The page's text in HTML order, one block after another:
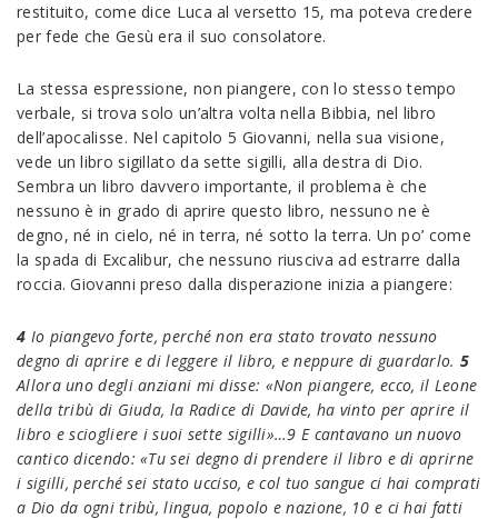
restituito, come dice Luca al versetto 15, ma poteva credere
per fede che Gesù era il suo consolatore.
La stessa espressione, non piangere, con lo stesso tempo
verbale, si trova solo un’altra volta nella Bibbia, nel libro
dell’apocalisse. Nel capitolo 5 Giovanni, nella sua visione,
vede un libro sigillato da sette sigilli, alla destra di Dio.
Sembra un libro davvero importante, il problema è che
nessuno è in grado di aprire questo libro, nessuno ne è
degno, né in cielo, né in terra, né sotto la terra. Un po’ come
la spada di Excalibur, che nessuno riusciva ad estrarre dalla
roccia. Giovanni preso dalla disperazione inizia a piangere:
4 Io piangevo forte, perché non era stato trovato nessuno
degno di aprire e di leggere il libro, e neppure di guardarlo. 5
Allora uno degli anziani mi disse: «Non piangere, ecco, il Leone
della tribù di Giuda, la Radice di Davide, ha vinto per aprire il
libro e sciogliere i suoi sette sigilli»…9 E cantavano un nuovo
cantico dicendo: «Tu sei degno di prendere il libro e di aprirne
i sigilli, perché sei stato ucciso, e col tuo sangue ci hai comprati
a Dio da ogni tribù, lingua, popolo e nazione, 10 e ci hai fatti